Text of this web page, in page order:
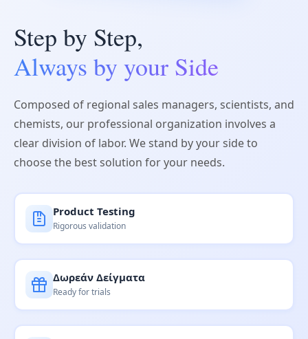
Step by Step,
Always by your Side
Composed of regional sales managers, scientists, and
chemists, our professional organization involves a
clear division of labor. We stand by your side to
choose the best solution for your needs.
Product Testing
Rigorous validation
Δωρεάν Δείγματα
Ready for trials